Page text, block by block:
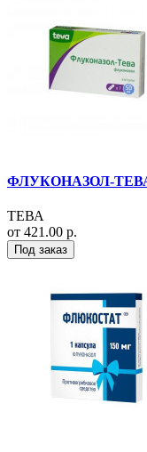
ФЛУКОНАЗОЛ-
ТЕВА
от 421.00 р.
Под заказ